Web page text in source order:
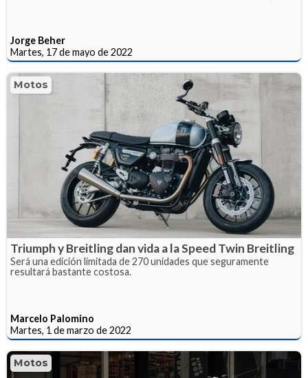
Jorge Beher
Martes, 17 de mayo de 2022
Motos
Triumph y Breitling dan vida a la Speed Twin Breitling
Será una edición limitada de 270 unidades que seguramente
resultará bastante costosa.
Marcelo Palomino
Martes, 1 de marzo de 2022
Motos